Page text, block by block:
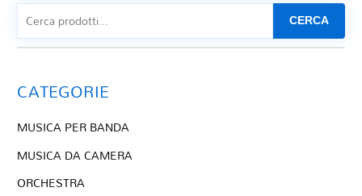
CERCA
CATEGORIE
MUSICA PER BANDA
MUSICA DA CAMERA
ORCHESTRA